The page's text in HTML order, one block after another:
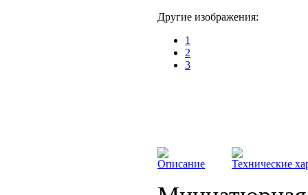
Другие изображения:
1
2
3
Описание Технические